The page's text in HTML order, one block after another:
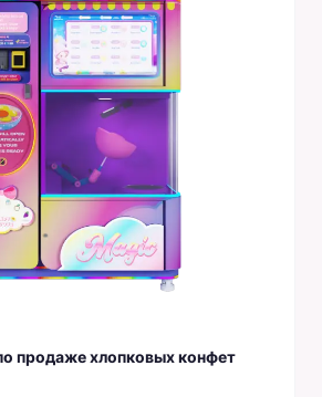
продаже хлопковых конфет